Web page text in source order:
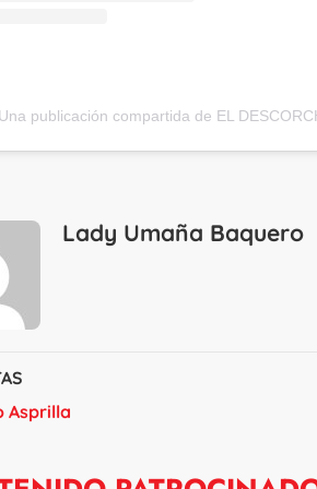
Una publicación compartida de EL
Lady Umaña Baquero
Asprilla